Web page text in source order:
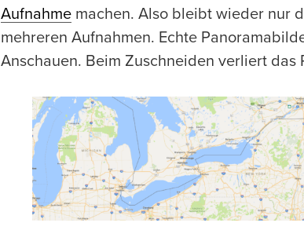
Aufnahme machen. Also bleibt wieder nur
mehreren Aufnahmen. Echte
Anschauen. Beim Zuschneiden verliert das